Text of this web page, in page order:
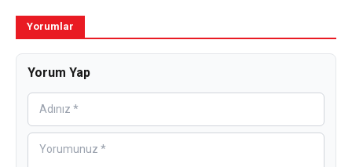
Yorumlar
Yorum Yap